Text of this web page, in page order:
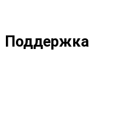
Поддержка